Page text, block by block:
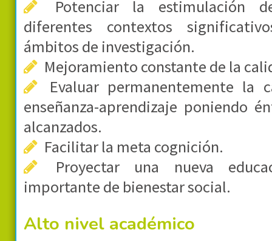
Potenciar la estimulación
diferentes contextos
ámbitos de investigación.
Mejoramiento constante de la
Evaluar permanentemente la
enseñanza-aprendizaje poniendo
alcanzados.
Facilitar la meta cognición.
Proyectar una nueva
importante de bienestar social.
Alto nivel académico